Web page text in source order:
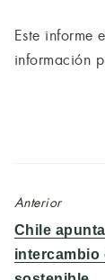
Este informe
información
Anterior
Entrada
anterior:
Chile
intercambio